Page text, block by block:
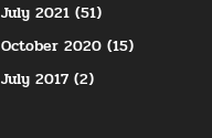
July 2021 (51)
October 2020 (15)
July 2017 (2)